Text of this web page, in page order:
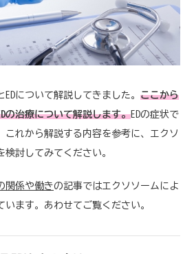
について解説してきました。 ここから
の治療について解説します。EDの症状で
これから解説する内容を参考に、エクソ
検討してみてください。
関係や働きの記事ではエクソソームによ
います。あわせてご覧ください。